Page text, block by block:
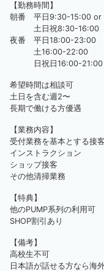
【勤務時間】
朝番 平日9:30-15:00 or
土日祝8:30-16:00
夜番 平日18:00-23:00
土16:00-22:00
日祝日16:00-21:00
希望時間は相談可
土日を含む週2〜
長期で働ける方優遇
【業務内容】
受付業務を基本とする接客
インストラクション
ショップ接客
その他清掃業務
【特典】
他のPUMP系列の利用可
SHOP割引あり
【備考】
高校生不可
日本語が話せる方なら海